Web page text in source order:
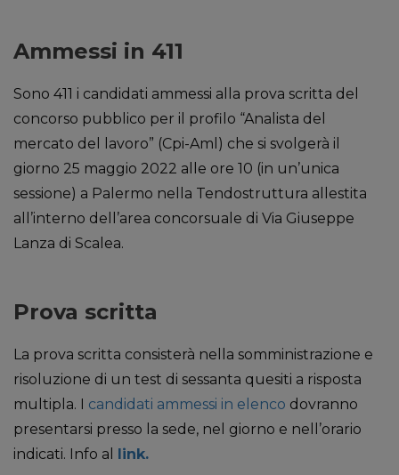
Ammessi in 411
Sono 411 i candidati ammessi alla prova scritta del
concorso pubblico per il profilo “Analista del
mercato del lavoro” (Cpi-Aml) che si svolgerà il
giorno 25 maggio 2022 alle ore 10 (in un’unica
sessione) a Palermo nella Tendostruttura allestita
all’interno dell’area concorsuale di Via Giuseppe
Lanza di Scalea.
Prova scritta
La prova scritta consisterà nella somministrazione e
risoluzione di un test di sessanta quesiti a risposta
multipla. I candidati ammessi in elenco dovranno
presentarsi presso la sede, nel giorno e nell’orario
indicati. Info al link.